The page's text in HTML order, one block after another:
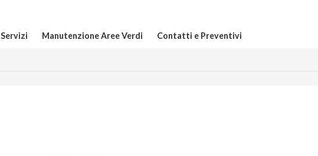
Servizi Manutenzione Aree Verdi Contatti e Preventivi